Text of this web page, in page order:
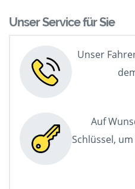
Unser Service für Sie
Unser
Auf
Schlüssel,